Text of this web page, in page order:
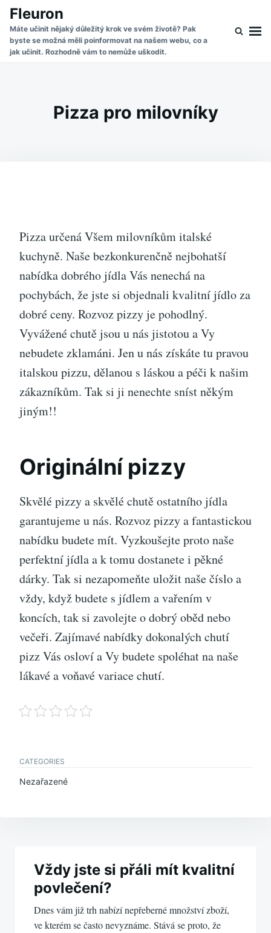
Skip
content
Search
for:
Fleuron
Máte učinit nějaký důležitý krok ve svém životě? Pak
byste se možná měli poinformovat na našem webu, co a
jak učinit. Rozhodně vám to nemůže uškodit.
Pizza pro milovníky
Pizza určená Všem milovníkům italské
kuchyně. Naše bezkonkurenčně nejbohatší
nabídka dobrého jídla Vás nenechá na
pochybách, že jste si objednali kvalitní jídlo za
dobré ceny. Rozvoz pizzyje pohodlný.
Vyvážené chutě jsou u nás jistotou a Vy
nebudete zklamáni. Jen u nás získáte tu pravou
italskou pizzu, dělanou s láskou a péči k našim
zákazníkům. Tak si ji nenechte sníst někým
jiným!!
Originální pizzy
Skvělé pizzy a skvělé chutě ostatního jídla
garantujeme u nás. Rozvoz pizzy a fantastickou
nabídku budete mít. Vyzkoušejte proto naše
perfektní jídla a k tomu dostanete i pěkné
dárky. Tak si nezapomeňte uložit naše číslo a
vždy, když budete s jídlem a vařením v
koncích, tak si zavolejte o dobrý oběd nebo
večeři. Zajímavé nabídky dokonalých chutí
pizz Vás osloví a Vy budete spoléhat na naše
lákavé a voňavé variace chutí.
CATEGORIES
Nezařazené
pro
příspěvek
Vždy jste si přáli mít kvalitní
povlečení?
Dnes vám již trh nabízí nepřeberné množství zboží,
ve kterém se často nevyznáme. Stává se proto, že